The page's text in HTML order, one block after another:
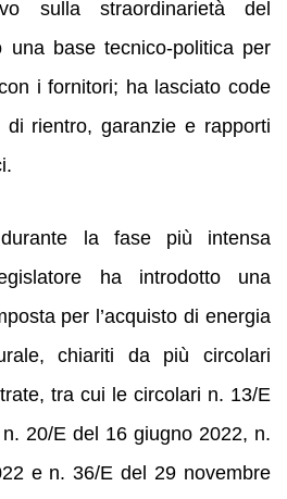
sulla straordinarietà del
una base tecnico-politica per
i fornitori; ha lasciato code
rientro, garanzie e rapporti
la fase più intensa
ha introdotto una
per l’acquisto di energia
chiariti da più circolari
tra cui le circolari n. 13/E
20/E del 16 giugno 2022, n.
e n. 36/E del 29 novembre